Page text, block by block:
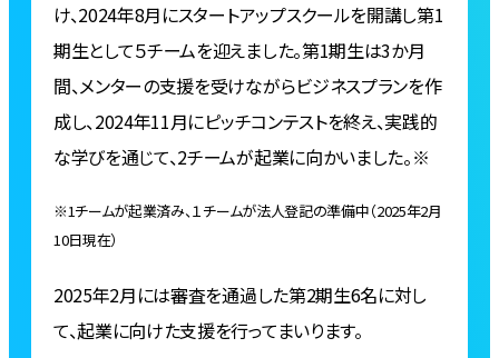
け、2024年8月にスタートアップスクールを開講し第1
期生として５チームを迎えました。第1期生は3か月
間、メンターの支援を受けながらビジネスプランを作
成し、2024年11月にピッチコンテストを終え、実践的
な学びを通じて、2チームが起業に向かいました。※
※1チームが起業済み、１チームが法人登記の準備中（2025年2月
10日現在）
2025年2月には審査を通過した第2期生6名に対し
て、起業に向けた支援を行ってまいります。